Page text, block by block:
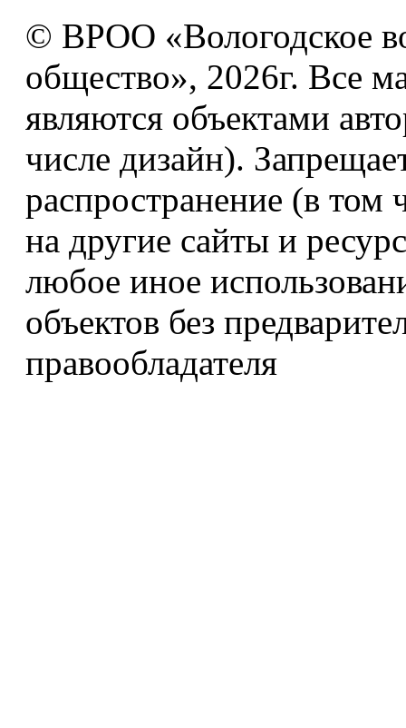
© ВРОО «Вологодское
общество», 2026г. Все
являются объектами
числе дизайн).
распространение (в том
на другие сайты и
любое иное
объектов без
правообладателя